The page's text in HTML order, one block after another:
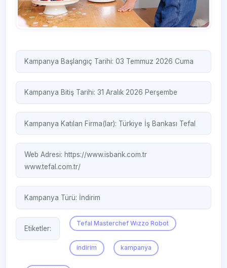
Kampanya Başlangıç Tarihi: 03 Temmuz 2026 Cuma
Kampanya Bitiş Tarihi: 31 Aralık 2026 Perşembe
Kampanya Katılan Firma(lar): Türkiye İş Bankası Tefal
Web Adresi: https://www.isbank.com.tr
www.tefal.com.tr/
Kampanya Türü: İndirim
Etiketler:
Tefal Masterchef Wızzo Robot
indirim kampanya